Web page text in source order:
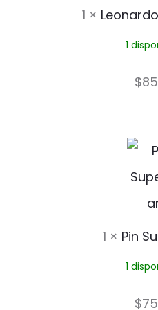
i
1 ×
1
$
i
1 × Pin
1
$